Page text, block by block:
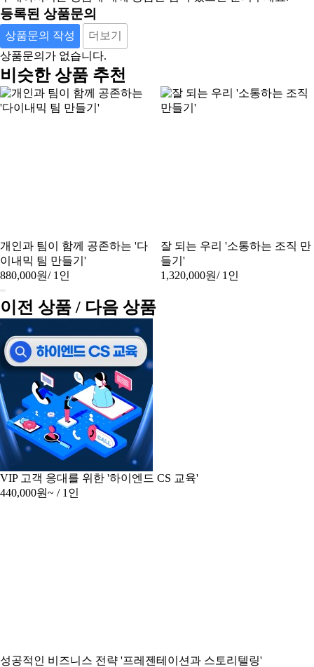
등록된 상품문의
상품문의 작성
더보기
상품문의가 없습니다.
비슷한 상품 추천
개인과 팀이 함께 공존하는 '다
이내믹 팀 만들기'
880,000원/ 1인
잘 되는 우리 '소통하는 조직 만
들기'
1,320,000원/ 1인
이전 상품 / 다음 상품
VIP 고객 응대를 위한 '하이엔드 CS 교육'
440,000원~ / 1인
성공적인 비즈니스 전략 '프레젠테이션과 스토리텔링'